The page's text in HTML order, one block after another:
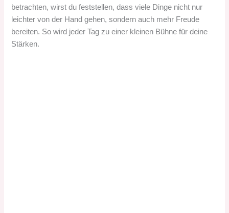
betrachten, wirst du feststellen, dass viele Dinge nicht nur
leichter von der Hand gehen, sondern auch mehr Freude
bereiten. So wird jeder Tag zu einer kleinen Bühne für deine
Stärken.